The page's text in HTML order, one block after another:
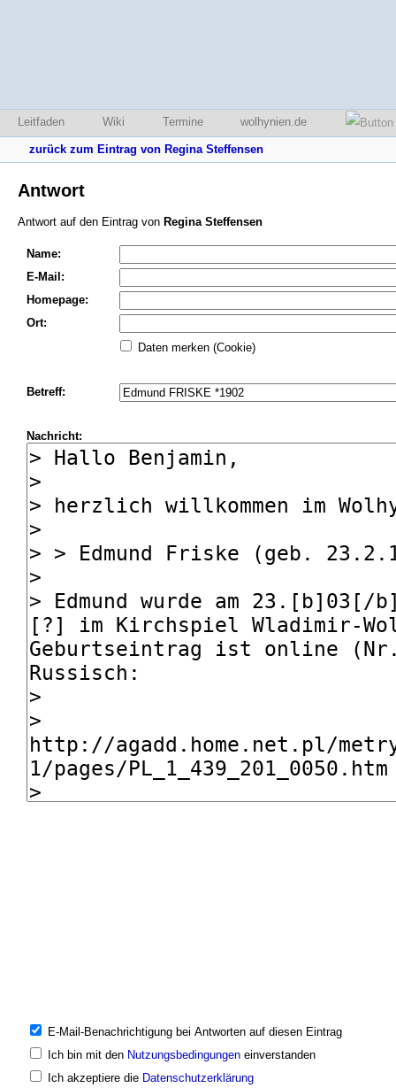
Leitfaden Wiki Termine wolhynien.de
zurück zum Eintrag von Regina Steffensen
Antwort
Antwort auf den Eintrag von Regina Steffensen
Name:
E-Mail:
Homepage:
Ort:
Daten merken (Cookie)
Betreff:
Nachricht:
E-Mail-Benachrichtigung bei Antworten auf diesen Eintrag
Ich bin mit den Nutzungsbedingungeneinverstanden
Ich akzeptiere die Datenschutzerklärung